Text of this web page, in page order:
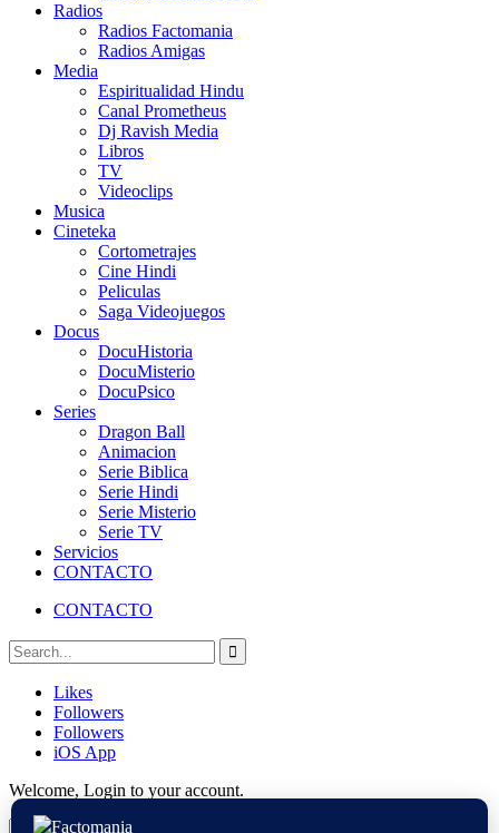
Radios
Radios Factomania
Radios Amigas
Media
Espiritualidad Hindu
Canal Prometheus
Dj Ravish Media
Libros
TV
Videoclips
Musica
Cineteka
Cortometrajes
Cine Hindi
Peliculas
Saga Videojuegos
Docus
DocuHistoria
DocuMisterio
DocuPsico
Series
Dragon Ball
Animacion
Serie Biblica
Serie Hindi
Serie Misterio
Serie TV
Servicios
CONTACTO
CONTACTO
Likes
Followers
Followers
iOS App
Welcome, Login to your account.